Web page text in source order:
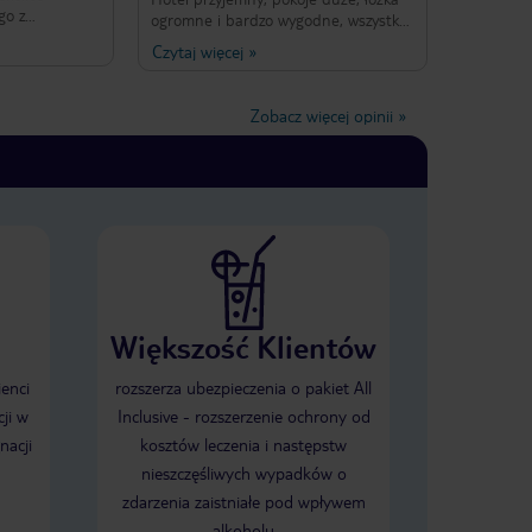
nie ma potrzeby wyjaśnienia
problemu. Nauczka na przyszłość,
lepiej korzystać z noclegów w okolicy
Piotrkowa za 50% ceny, którą
zapłaciłem DoubleTree, bez
z
dorosłych i
sobotę w
na
sprawnie
ręczniki.
czeka
szybkie
pokoju
ogromne i bardzo wygodne, wszystko
czego potrzebuję w podróży zawsze
tam znajdę(na miejscu lub zostanie
serwuje bardzo dobre jedzenie a bar
super przekąski/posiłki na wieczorne
Czytaj więcej »
Zobacz więcej opinii »
w
Większość Klientów
rozszerza ubezpieczenia o pakiet All
Inclusive - rozszerzenie ochrony od
kosztów leczenia i następstw
nieszczęśliwych wypadków o
zdarzenia zaistniałe pod wpływem